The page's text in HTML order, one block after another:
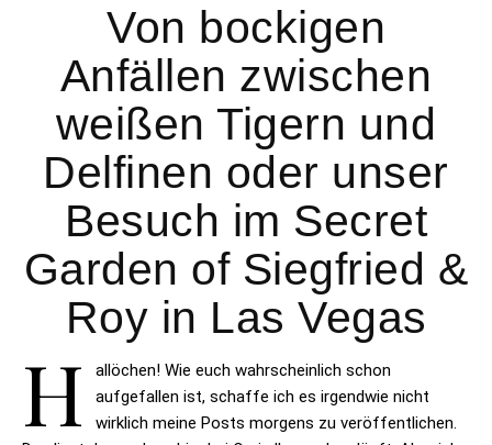
Von bockigen
Anfällen zwischen
weißen Tigern und
Delfinen oder unser
Besuch im Secret
Garden of Siegfried &
Roy in Las Vegas
H
allöchen! Wie euch wahrscheinlich schon
aufgefallen ist, schaffe ich es irgendwie nicht
wirklich meine Posts morgens zu veröffentlichen.